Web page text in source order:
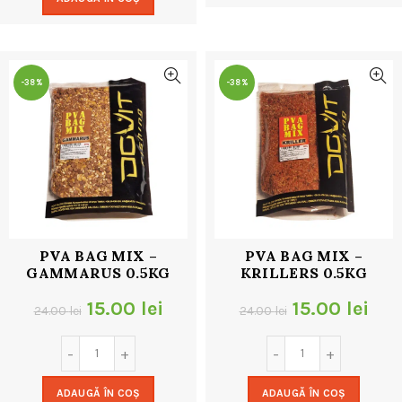
fost:
-38%
PVA BAG MIX –
GAMMARUS 0.5KG
24.00lei Prețul
inițial
a
15.00 lei
ADAUGĂ ÎN COȘ
-38%
PVA BAG MIX –
KRILLERS 0.5KG
24.00lei Prețul
inițial
a
15.00 lei
ADAUGĂ ÎN COȘ